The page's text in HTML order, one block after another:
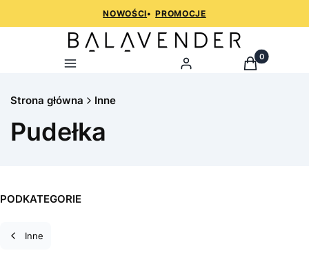
NOWOŚCI• PROMOCJE
Menu Zaloguj Produkty w
Koszyk
Strona główna Inne
Pudełka
PODKATEGORIE
Inne